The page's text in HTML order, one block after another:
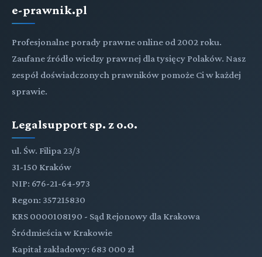
e-prawnik.pl
Profesjonalne porady prawne online od 2002 roku.
Zaufane źródło wiedzy prawnej dla tysięcy Polaków. Nasz
zespół doświadczonych prawników pomoże Ci w każdej
sprawie.
Legalsupport sp. z o.o.
ul. Św. Filipa 23/3
31-150 Kraków
NIP: 676-21-64-973
Regon: 357215830
KRS 0000108190 - Sąd Rejonowy dla Krakowa
Śródmieścia w Krakowie
Kapitał zakładowy: 683 000 zł